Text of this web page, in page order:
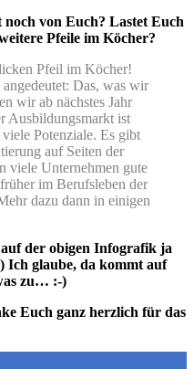
von Euch? Lastet Euch
Pfeile im Köcher?
Pfeil im Köcher!
Das, was wir
wir ab nächstes Jahr
Ausbildungsmarkt ist
Potenziale. Es gibt
auf Seiten der
viele Unternehmen gute
im Berufsleben der
dazu dann in einigen
der obigen Infografik ja
Ich glaube, da kommt auf
zu… :-)
Euch ganz herzlich für das